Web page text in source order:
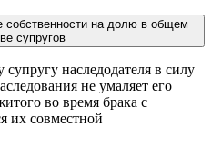
собственности на долю в общем
супругов
наследодателя в силу
не умаляет его
во время брака с
их совместной